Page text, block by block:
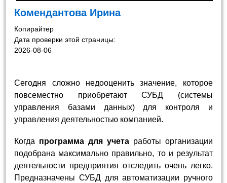
Комендантова Ирина
Копирайтер
Дата проверки этой страницы:
2026-08-06
Сегодня сложно недооценить значение, которое
повсеместно приобретают СУБД (системы
управления базами данных) для контроля и
управления деятельностью компанией.
Когда программа для учетаработы организации
подобрана максимально правильно, то и результат
деятельности предприятия отследить очень легко.
Предназначены СУБД для автоматизации ручного